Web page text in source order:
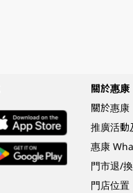
關於惠康
關於惠康
推廣活動
惠康
門市退/
門店位置